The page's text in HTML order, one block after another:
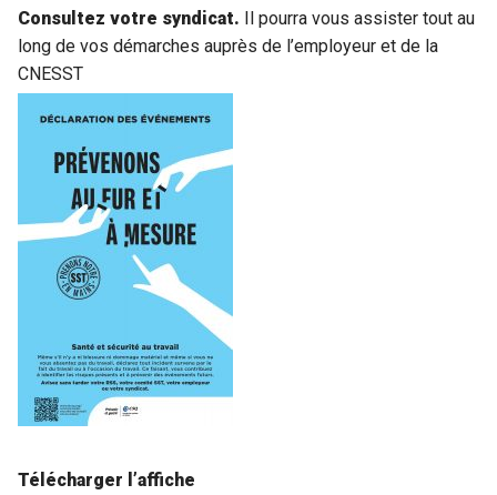
Consultez votre syndicat. Il pourra vous assister tout au
long de vos démarches auprès de l’employeur et de la
CNESST
Télécharger l’affiche